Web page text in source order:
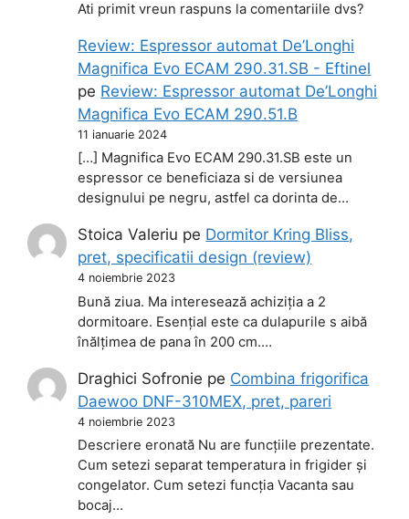
Ati primit vreun raspuns la comentariile dvs?
Review: Espressor automat De’Longhi
Magnifica Evo ECAM 290.31.SB - Eftinel
pe Review: Espressor automat De’Longhi
Magnifica Evo ECAM 290.51.B
11 ianuarie 2024
[…] Magnifica Evo ECAM 290.31.SB este un
espressor ce beneficiaza si de versiunea
designului pe negru, astfel ca dorinta de…
Stoica Valeriu pe Dormitor Kring Bliss,
pret, specificatii design (review)
4 noiembrie 2023
Bună ziua. Ma interesează achiziția a 2
dormitoare. Esențial este ca dulapurile s aibă
înălțimea de pana în 200 cm.…
Draghici Sofronie pe Combina frigorifica
Daewoo DNF-310MEX, pret, pareri
4 noiembrie 2023
Descriere eronată Nu are funcțiile prezentate.
Cum setezi separat temperatura in frigider și
congelator. Cum setezi funcția Vacanta sau
bocaj…